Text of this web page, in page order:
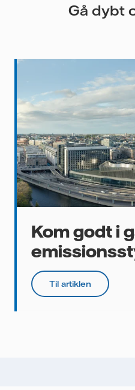
Gå dybt
Kom godt i
Til artiklen